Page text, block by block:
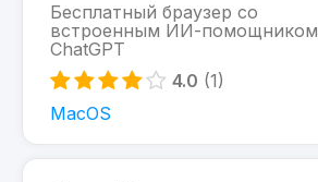
Бесплатный браузер со
встроенным ИИ-помощником
ChatGPT
4.0 (1)
MacOS